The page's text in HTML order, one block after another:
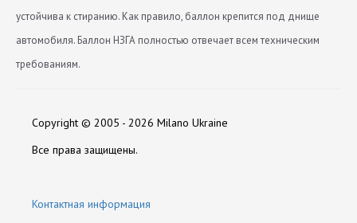
устойчива к стиранию. Как правило, баллон крепится под днище
автомобиля. Баллон НЗГА полностью отвечает всем техническим
требованиям.
Длина
250
Оставить отзыв
Copyright © 2005 - 2026 Milano Ukraine
Все права защищены.
Контактная информация